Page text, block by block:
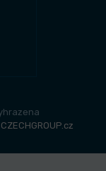
CZECHGROUP.cz